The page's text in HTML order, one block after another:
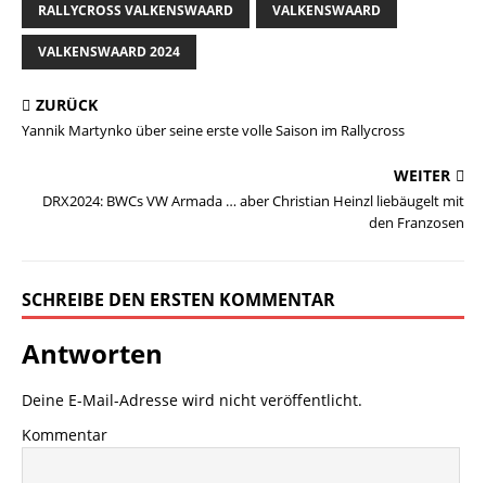
RALLYCROSS VALKENSWAARD VALKENSWAARD
VALKENSWAARD 2024
ZURÜCK
Yannik Martynko über seine erste volle Saison im Rallycross
WEITER
DRX2024: BWCs VW Armada … aber Christian Heinzl liebäugelt mit
den Franzosen
SCHREIBE DEN ERSTEN KOMMENTAR
Antworten
Deine E-Mail-Adresse wird nicht veröffentlicht.
Kommentar